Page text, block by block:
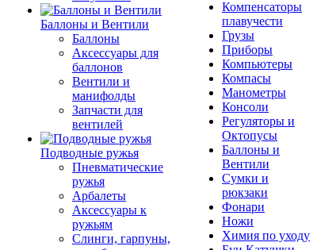
Баллоны и Вентили
Баллоны
Аксессуары для
баллонов
Вентили и
манифолды
Запчасти для
вентилей
Подводные ружья
Пневматические
ружья
Арбалеты
Аксессуары к
ружьям
Слинги, гарпуны,
Компенсаторы
плавучести
Грузы
Приборы
Компьютеры
Компасы
Манометры
Консоли
Регуляторы и
Октопусы
Баллоны и
Вентили
Сумки и
рюкзаки
Фонари
Ножи
Химия по уходу